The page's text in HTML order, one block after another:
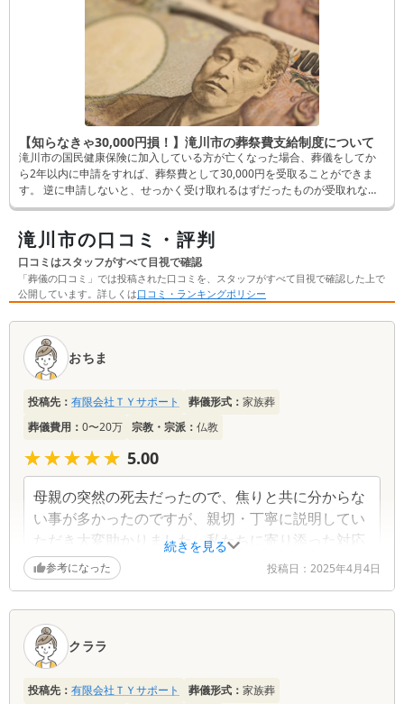
【知らなきゃ30,000円損！】滝川市の葬祭費支給制度について
滝川市の国民健康保険に加入している方が亡くなった場合、葬儀をしてか
ら2年以内に申請をすれば、葬祭費として30,000円を受取ることができま
す。 逆に申請しないと、せっかく受け取れるはずだったものが受取れなく
なってしまいます。 そんなことにならないよう、この記事では申請方法な
滝川市の口コミ・評判
口コミはスタッフがすべて目視で確認
「葬儀の口コミ」では投稿された口コミを、スタッフがすべて目視で確認した上で
公開しています。詳しくは口コミ・ランキングポリシー
口
続きを見る
おちま
投稿先： 有限会社ＴＹサポート 葬儀形式： 家族葬
葬儀費用： 0〜20万 宗教・宗派： 仏教
★★★★★
★★★★★ 5.00
母親の突然の死去だったので、焦りと共に分からな
い事が多かったのですが、親切・丁寧に説明してい
ただき大変助かりました。私たちに寄り添った対応
をしていただき大変感謝しております。
参考になった 投稿日： 2025年4月4日
クララ
投稿先： 有限会社ＴＹサポート 葬儀形式： 家族葬